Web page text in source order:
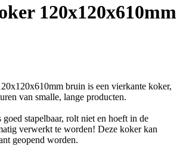
120x120x610mm
bruin is een vierkante koker,
van smalle, lange producten.
stapelbaar, rolt niet en hoeft in de
verwerkt te worden! Deze koker kan
geopend worden.